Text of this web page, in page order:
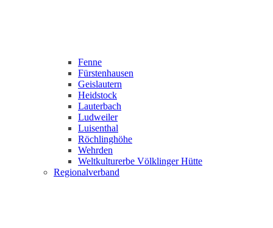
Fenne
Fürstenhausen
Geislautern
Heidstock
Lauterbach
Ludweiler
Luisenthal
Röchlinghöhe
Wehrden
Weltkulturerbe Völklinger Hütte
Regionalverband